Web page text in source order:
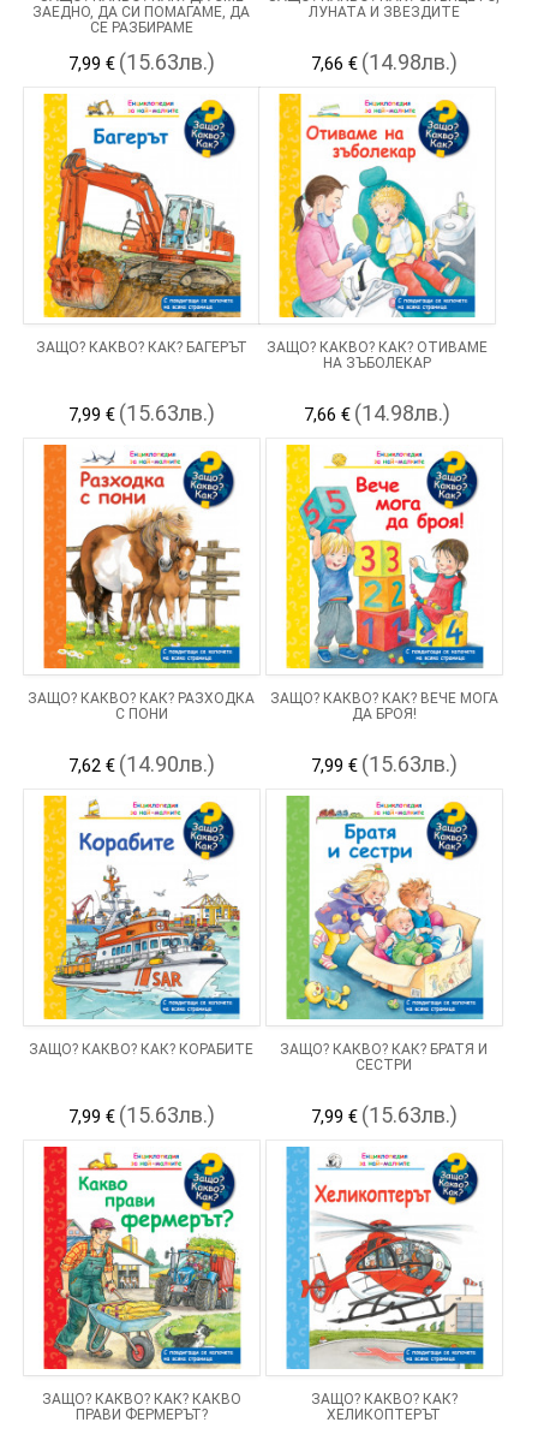
ЗАЕДНО, ДА СИ ПОМАГАМЕ, ДА
СЕ РАЗБИРАМЕ
7,99 € (15.63лв.)
ЛУНАТА И ЗВЕЗДИТЕ
7,66 € (14.98лв.)
ЗАЩО? КАКВО? КАК? БАГЕРЪТ
7,99 € (15.63лв.)
ЗАЩО? КАКВО? КАК? ОТИВАМЕ
НА ЗЪБОЛЕКАР
7,66 € (14.98лв.)
ЗАЩО? КАКВО? КАК? РАЗХОДКА
С ПОНИ
7,62 € (14.90лв.)
ЗАЩО? КАКВО? КАК? ВЕЧЕ МОГА
ДА БРОЯ!
7,99 € (15.63лв.)
ЗАЩО? КАКВО? КАК? КОРАБИТЕ
7,99 € (15.63лв.)
ЗАЩО? КАКВО? КАК? БРАТЯ И
СЕСТРИ
7,99 € (15.63лв.)
ЗАЩО? КАКВО? КАК? КАКВО
ПРАВИ ФЕРМЕРЪТ?
ЗАЩО? КАКВО? КАК?
ХЕЛИКОПТЕРЪТ